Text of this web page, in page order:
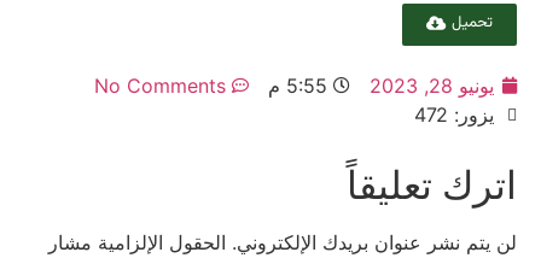
تحميل
يونيو 28, 2023 5:55 م
No Comments
يزور: 472
اترك تعليقاً
لن يتم نشر عنوان بريدك الإلكتروني. الحقول الإلزامية مشار